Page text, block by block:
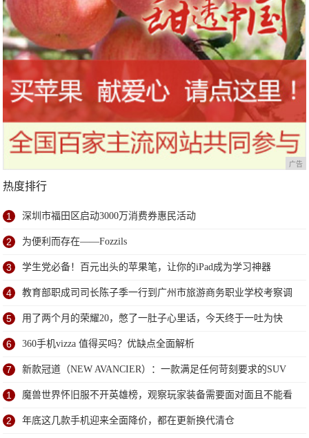
广告
热度排行
1 深圳市福田区启动3000万消费券惠民活动
2 为便利而存在——Fozzils
3 学生党必备！百元出头的苹果笔，让你的iPad成为学习神器
4 教育部职成司司长陈子季一行到广州市旅游商务职业学校考察调
研
5 用了两个月的荣耀20，憋了一肚子心里话，今天终于一吐为快
6 360手机vizza 值得买吗？优缺点全面解析
7 新款冠道（NEW AVANCIER）：一款满足任何苛刻要求的SUV
1 魔兽世界怀旧服不开英雄榜，观察玩家装备需要面对面且不能看
天赋
2 年底这几款手机迎来全面降价，都在更新换代清仓